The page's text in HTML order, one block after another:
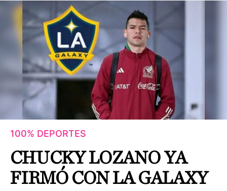
100% DEPORTES
CHUCKY LOZANO YA
FIRMÓ CON LA GALAXY